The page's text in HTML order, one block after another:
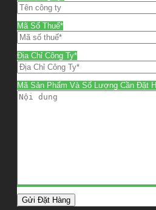
Mã Số Thuế*
Địa Chỉ Công Ty*
Mã Sản Phẩm Và Số Lượng Cần Đặt